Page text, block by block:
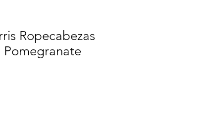
Ropecabezas
Pomegranate